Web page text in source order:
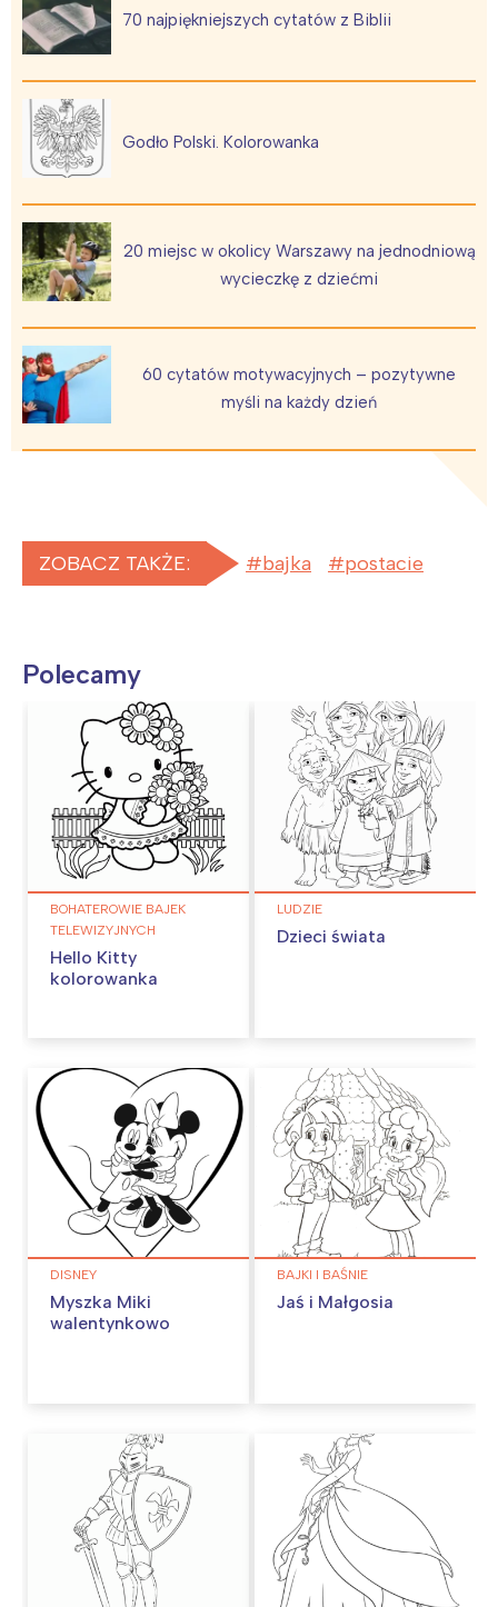
70 najpiękniejszych cytatów z Biblii
Godło Polski. Kolorowanka
20 miejsc w okolicy Warszawy na jednodniową
wycieczkę z dziećmi
60 cytatów motywacyjnych – pozytywne
myśli na każdy dzień
ZOBACZ TAKŻE: bajka postacie
Polecamy
BOHATEROWIE BAJEK
TELEWIZYJNYCH
Hello Kitty
kolorowanka
LUDZIE
Dzieci świata
DISNEY
Myszka Miki
walentynkowo
BAJKI I BAŚNIE
Jaś i Małgosia
Trójmiasto
Poznań
Wrocław
Południe
Wszystkie
Wybieram